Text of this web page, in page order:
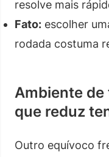
resolve mais
Fato: escolher
rodada costuma
Ambiente
que reduz
Outro equívoco